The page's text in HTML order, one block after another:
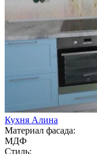
Кухня Алина
Материал фасада:
МДФ
Стиль: